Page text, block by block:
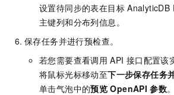
设置待同步的表在目标 AnalyticDB
主键列和分布列信息。
保存任务并进行预检查。
若您需要查看调用 API 接口配置该
将鼠标光标移动至下一步保存任务
单击气泡中的预览 OpenAPI 参数。